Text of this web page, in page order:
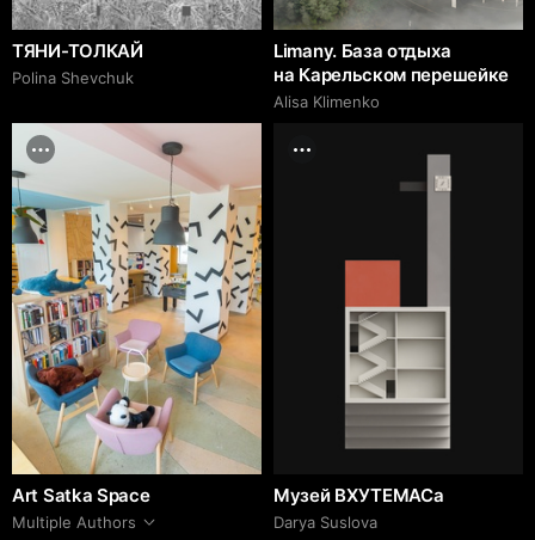
ТЯНИ-ТОЛКАЙ
Polina Shevchuk
Limany. База отдыха
на Карельском перешейке
Alisa Klimenko
Art Satka Space
Multiple Authors
Музей ВХУТЕМАСа
Darya Suslova